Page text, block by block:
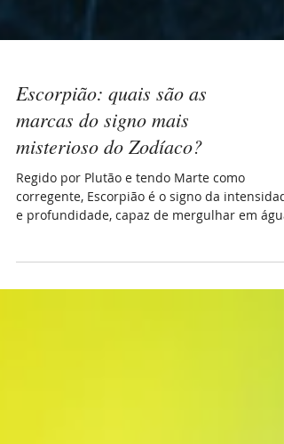
Escorpião: quais são as
marcas do signo mais
misterioso do Zodíaco?
Regido por Plutão e tendo Marte como
e profundidade, capaz de mergulhar em